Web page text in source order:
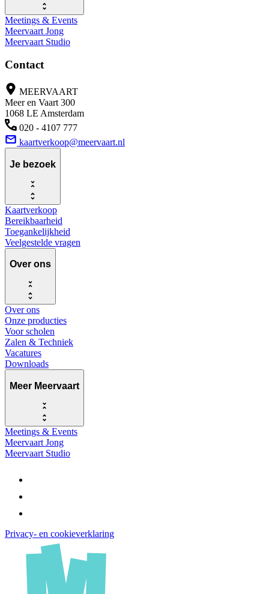
Meetings & Events
Meervaart Jong
Meervaart Studio
Contact
MEERVAART
Meer en Vaart 300
1068 LE Amsterdam
020 - 4107 777
kaartverkoop@meervaart.nl
Je bezoek
Kaartverkoop
Bereikbaarheid
Toegankelijkheid
Veelgestelde vragen
Over ons
Over ons
Onze producties
Voor scholen
Zalen & Techniek
Vacatures
Downloads
Meer Meervaart
Meetings & Events
Meervaart Jong
Meervaart Studio
Privacy- en cookieverklaring